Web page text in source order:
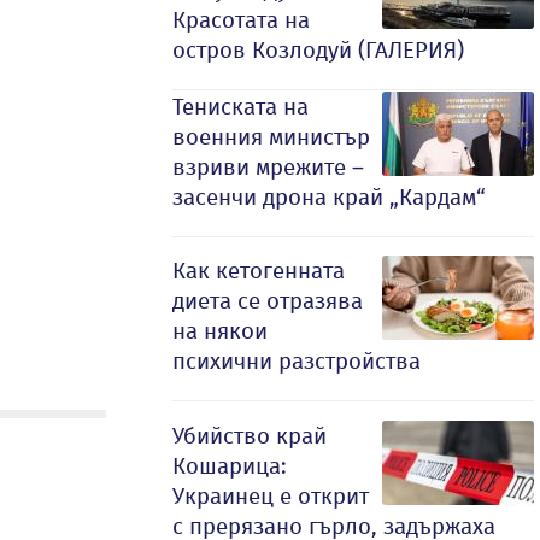
Красотата на
остров Козлодуй (ГАЛЕРИЯ)
Тениската на
военния министър
взриви мрежите –
засенчи дрона край „Кардам“
Как кетогенната
диета се отразява
на някои
психични разстройства
Убийство край
Кошарица:
Украинец е открит
с прерязано гърло, задържаха